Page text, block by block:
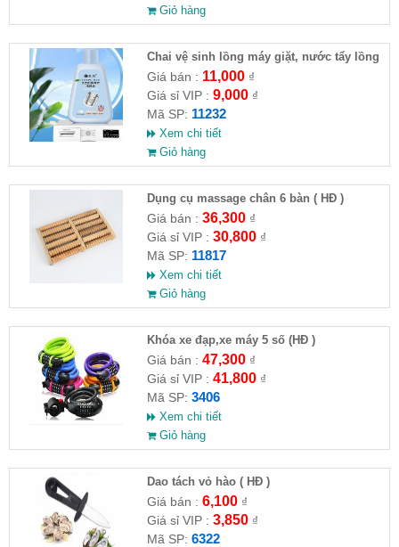
Giỏ hàng
Chai vệ sinh lồng máy giặt, nước tẩy lồng
máy giặt CLEANING FLUID
Giá bán : 11,000₫
Giá sỉ VIP : 9,000₫
Mã SP: 11232
Xem chi tiết
Giỏ hàng
Dụng cụ massage chân 6 bàn ( HĐ )
Giá bán : 36,300₫
Giá sỉ VIP : 30,800₫
Mã SP: 11817
Xem chi tiết
Giỏ hàng
Khóa xe đạp,xe máy 5 số (HĐ )
Giá bán : 47,300₫
Giá sỉ VIP : 41,800₫
Mã SP: 3406
Xem chi tiết
Giỏ hàng
Dao tách vỏ hào ( HĐ )
Giá bán : 6,100₫
Giá sỉ VIP : 3,850₫
Mã SP: 6322